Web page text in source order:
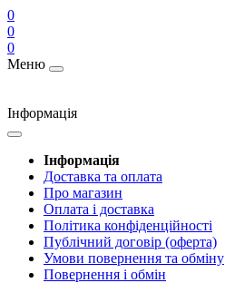
0
0
0
Меню
Інформація
Інформація
Доставка та оплата
Про магазин
Оплата і доставка
Політика конфіденційності
Публічний договір (оферта)
Умови повернення та обміну
Повернення і обмін